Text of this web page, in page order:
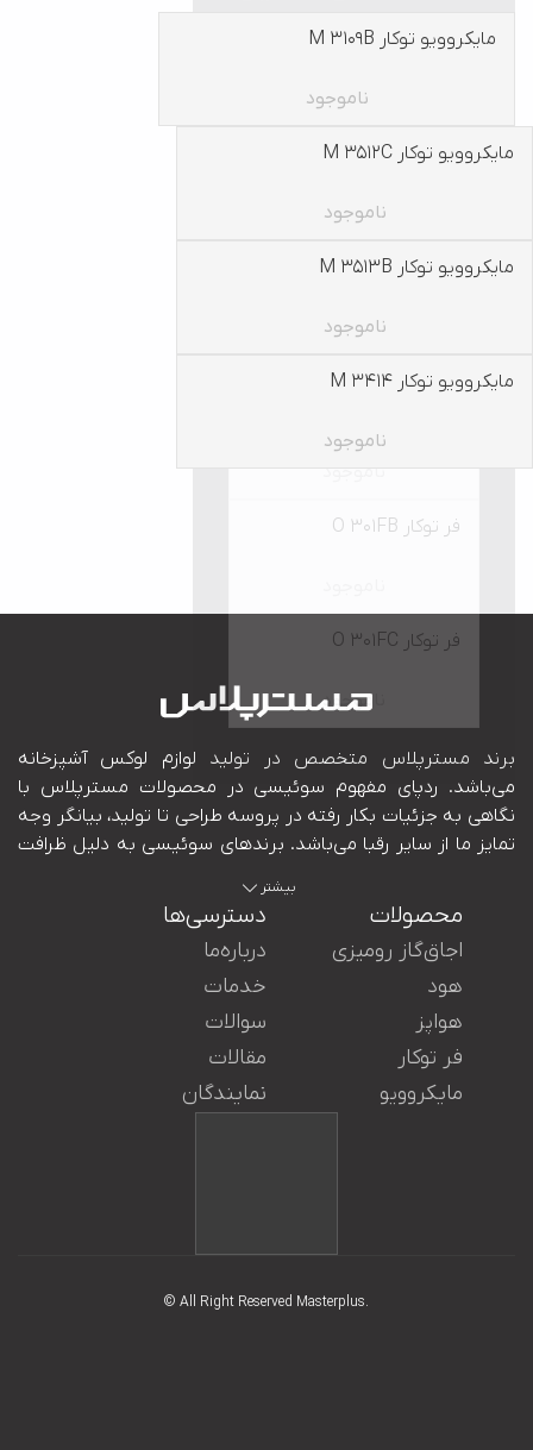
ناموجود
فر توکار O 301FB
فر توکار O 301FC
ناموجود
مایکروویو توکار M 3109B
ناموجود
مایکروویو توکار M 3512C
ناموجود
مایکروویو توکار M 3513B
ناموجود
مایکروویو توکار M 3414
ناموجود
ایران در کنار شما هستند.
بیشتر
محصولات
اجاق‌گاز رومیزی
هود
هواپز
فر توکار
مایکروویو
دسترسی‌ها
درباره‌ما
خدمات
سوالات
مقالات
نمایندگان
© All Right Reserved Masterplus.